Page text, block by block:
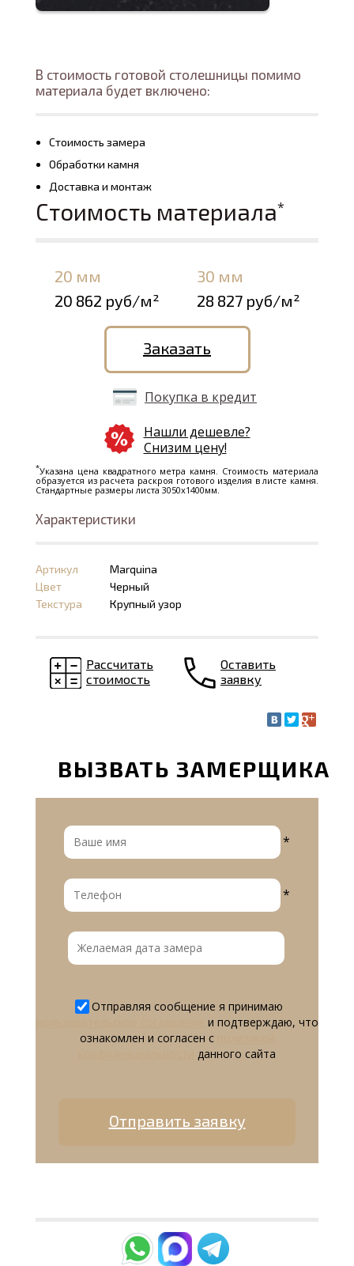
В стоимость готовой столешницы помимо
материала будет включено:
Стоимость замера
Обработки камня
Доставка и монтаж
Стоимость материала*
20 мм
20 862 руб/м²
30 мм
28 827 руб/м²
Заказать
Покупка в кредит
Нашли дешевле?
Снизим цену!
*Указана цена квадратного метра камня. Стоимость материала
образуется из расчета раскроя готового изделия в листе камня.
Стандартные размеры листа 3050х1400мм.
Характеристики
Артикул
Marquina
Цвет
Черный
Текстура
Крупный узор
Рассчитать
стоимость
Оставить
заявку
ВЫЗВАТЬ ЗАМЕРЩИКА
*
*
Отправляя сообщение я принимаю
и подтверждаю, что
ознакомлен и согласен с
данного сайта
Отправить заявку